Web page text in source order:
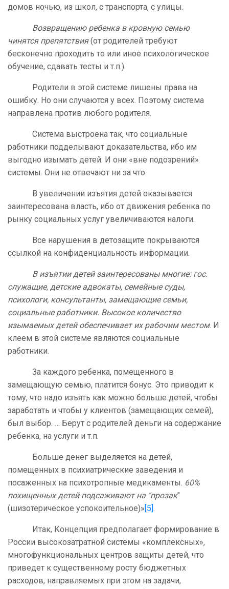
домов ночью, из школ, с транспорта, с улицы.
Возвращению ребенка в кровную семью
чинятся препятствия(от родителей требуют
бесконечно проходить то или иное психологическое
обучение, сдавать тесты и т.п.).
Родители в этой системе лишены права на
ошибку. Но они случаются у всех. Поэтому система
направлена против любого родителя.
Система выстроена так, что социальные
работники подделывают доказательства, ибо им
выгодно изымать детей. И они «вне подозрений»
системы. Они не отвечают ни за что.
В увеличении изъятия детей оказывается
заинтересована власть, ибо от движения ребенка по
рынку социальных услуг увеличиваются налоги.
Все нарушения в детозащите покрываются
ссылкой на конфиденциальность информации.
В изъятии детей заинтересованы многие: гос.
служащие, детские адвокаты, семейные суды,
психологи, консультанты, замещающие семьи,
социальные работники. Высокое количество
изымаемых детей обеспечивает их рабочим местом. И
клеем в этой системе являются социальные
работники.
За каждого ребенка, помещенного в
замещающую семью, платится бонус. Это приводит к
тому, что надо изъять как можно больше детей, чтобы
заработать и чтобы у клиентов (замещающих семей),
был выбор. … Берут с родителей деньги на содержание
ребенка, на услуги и т.п.
Больше денег выделяется на детей,
помещенных в психиатрические заведения и
посаженных на психотропные медикаменты. 60%
похищенных детей подсаживают на "прозак"
(шизотерическое успокоительное)»[5].
Итак, Концепция предполагает формирование в
России высокозатратной системы «комплексных»,
многофункциональных центров защиты детей, что
приведет к существенному росту бюджетных
расходов, направляемых при этом на задачи,